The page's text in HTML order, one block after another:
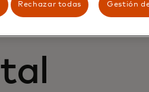
Rechazar todas Gestión